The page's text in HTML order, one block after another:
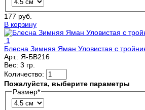
177 руб.
В корзину
1
Блесна Зимняя Яман Уловистая с
Арт.: Я-БВ216
Вес: 3 гр.
Количество:
Пожалуйста, выберите параметры
Размер*